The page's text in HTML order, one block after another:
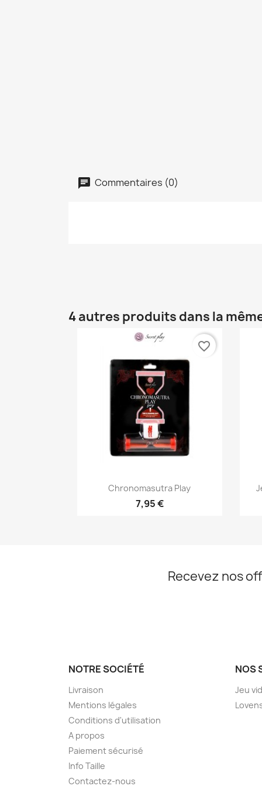
Commentaires (0)
4 autres produits dans la
Aperçu rapide
Chronomasutra Play
7,95 €
favorite_border
Recevez nos
NOTRE SOCIÉTÉ
Livraison
Mentions légales
Conditions d'utilisation
A propos
Paiement sécurisé
Info Taille
Contactez-nous
NOS
Jeu